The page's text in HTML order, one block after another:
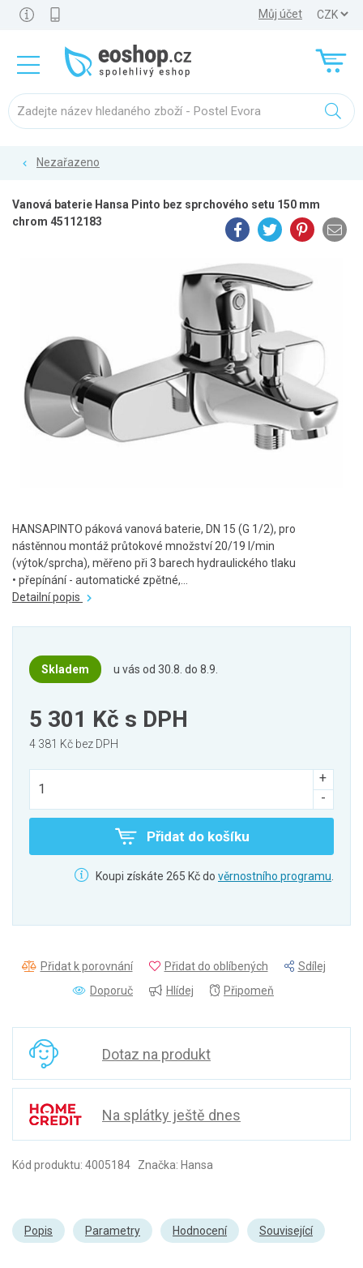
Můj účet
Nezařazeno
Vanová baterie Hansa Pinto bez sprchového setu 150 mm
chrom 45112183
HANSAPINTO páková vanová baterie, DN 15 (G 1/2), pro
nástěnnou montáž průtokové množství 20/19 l/min
(výtok/sprcha), měřeno při 3 barech hydraulického tlaku
• přepínání - automatické zpětné,...
Detailní popis
Skladem u vás od 30.8. do 8.9.
5 301 Kč s DPH
4 381 Kč bez DPH
Přidat do košíku
Koupi získáte 265 Kč do věrnostního programu
Přidat k porovnání Přidat do oblíbených
Sdílej
Doporuč
Hlídej Připomeň
Dotaz na produkt
Na splátky ještě dnes
Kód produktu: 4005184 Značka: Hansa
Popis Parametry Hodnocení Související